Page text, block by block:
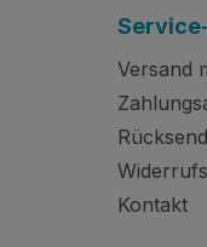
Versand
Kontakt